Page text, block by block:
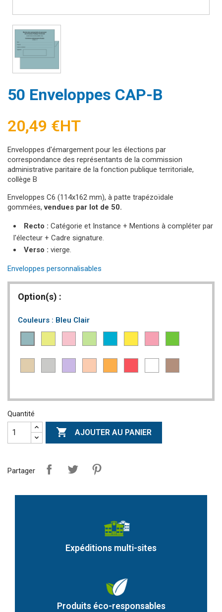
50 Enveloppes CAP-B
20,49 €HT
Enveloppes d'émargement pour les élections par
correspondance des représentants de la commission
administrative paritaire de la fonction publique territoriale,
collège B
Enveloppes C6 (114x162 mm), à patte trapézoïdale
gommées,vendues par lot de 50.
Recto : Catégorie et Instance + Mentions à compléter par
l'électeur + Cadre signature.
Verso : vierge.
Enveloppes personnalisables
Option(s) :
Couleurs : Bleu Clair
Quantité
 AJOUTER AU PANIER
Partager
Expéditions multi-sites
Produits éco-responsables